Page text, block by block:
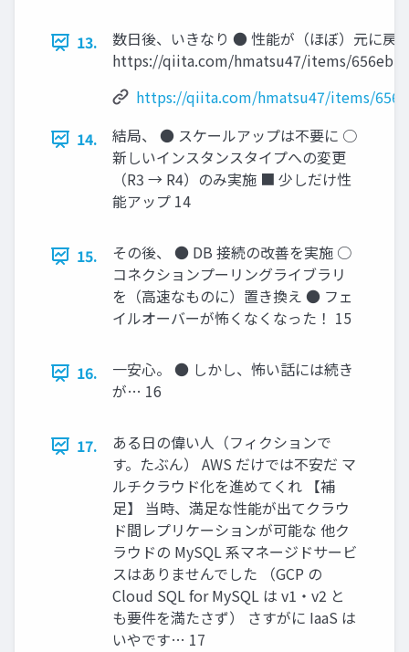
13.
数日後、いきなり ● 性能が（ほぼ）元に戻
https://qiita.com/hmatsu47/items/
https://qiita.com/hmatsu47/items/
14.
結局、 ● スケールアップは不要に ○
新しいインスタンスタイプへの変更
（R3 → R4）のみ実施 ■ 少しだけ性
能アップ 14
15.
その後、 ● DB 接続の改善を実施 ○
コネクションプーリングライブラリ
を（高速なものに）置き換え ● フェ
イルオーバーが怖くなくなった！ 15
16.
一安心。 ● しかし、怖い話には続き
が… 16
17.
ある日の偉い人（フィクションで
す。たぶん） AWS だけでは不安だ マ
ルチクラウド化を進めてくれ 【補
足】 当時、満足な性能が出てクラウ
ド間レプリケーションが可能な 他ク
ラウドの MySQL 系マネージドサービ
スはありませんでした （GCP の
Cloud SQL for MySQL は v1・v2 と
も要件を満たさず） さすがに IaaS は
いやです… 17